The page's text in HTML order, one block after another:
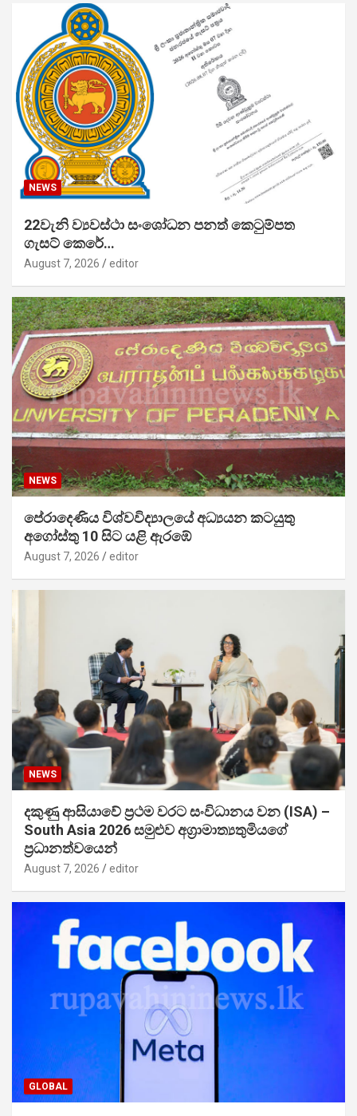
NEWS
22වැනි ව්‍යවස්ථා සංශෝධන පනත් කෙටුම්පත
ගැසට් කෙරේ…
August 7, 2026 editor
NEWS
පේරාදෙණිය විශ්වවිද්‍යාලයේ අධ්‍යයන කටයුතු
අගෝස්තු 10 සිට යළි ඇරඹේ
August 7, 2026 editor
NEWS
දකුණු ආසියාවේ ප්‍රථම වරට සංවිධානය වන (ISA) –
South Asia 2026 සමුළුව අග්‍රාමාත්‍යතුමියගේ
ප්‍රධානත්වයෙන්
August 7, 2026 editor
GLOBAL